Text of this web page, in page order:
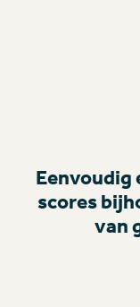
Eenvoudig
scores
van